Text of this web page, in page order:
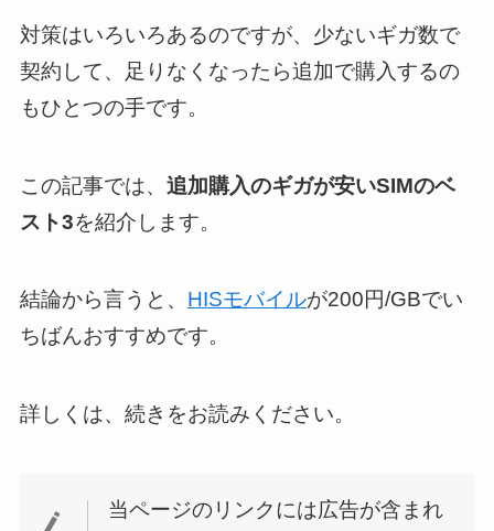
対策はいろいろあるのですが、少ないギガ数で
契約して、足りなくなったら追加で購入するの
もひとつの手です。
この記事では、 追加購入のギガが安いSIMのベ
スト3を紹介します。
結論から言うと、 HISモバイルが200円/GBでい
ちばんおすすめです。
詳しくは、続きをお読みください。
当ページのリンクには広告が含まれ